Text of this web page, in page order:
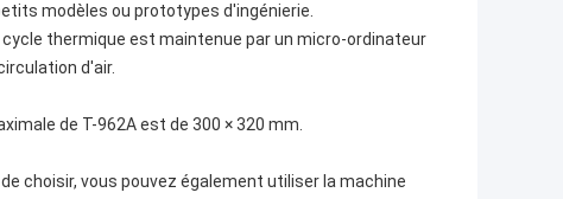
modèles ou prototypes d'ingénierie.
thermique est maintenue par un micro-ordinateur
d'air.
de T-962A est de 300 × 320 mm.
choisir, vous pouvez également utiliser la machine